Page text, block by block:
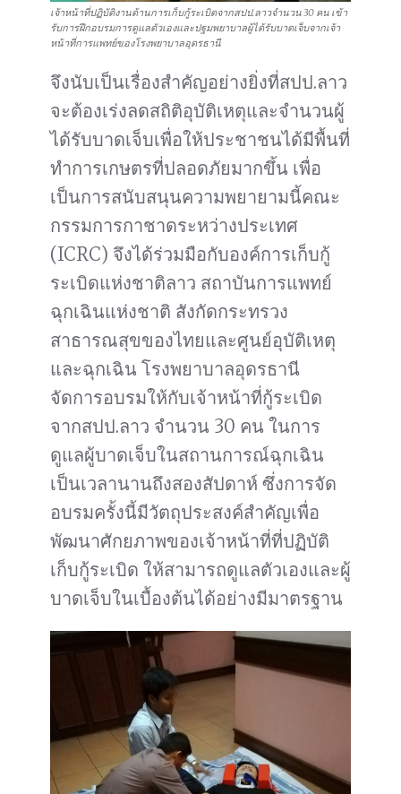
เจ้าหน้าที่ปฏิบัติงานด้านการเก็บกู้ระเบิดจากสปป.ลาวจำนวน 30 คน เข้า
รับการฝึกอบรมการดูแลตัวเองและปฐมพยาบาลผู้ได้รับบาดเจ็บจากเจ้า
หน้าที่การแพทย์ของโรงพยาบาลอุดรธานี
จึงนับเป็นเรื่องสำคัญอย่างยิ่งที่สปป.ลาว
จะต้องเร่งลดสถิติอุบัติเหตุและจำนวนผู้
ได้รับบาดเจ็บเพื่อให้ประชาชนได้มีพื้นที่
ทำการเกษตรที่ปลอดภัยมากขึ้น เพื่อ
เป็นการสนับสนุนความพยายามนี้คณะ
กรรมการกาชาดระหว่างประเทศ
(ICRC) จึงได้ร่วมมือกับองค์การเก็บกู้
ระเบิดแห่งชาติลาว สถาบันการแพทย์
ฉุกเฉินแห่งชาติ สังกัดกระทรวง
สาธารณสุขของไทยและศูนย์อุบัติเหตุ
และฉุกเฉิน โรงพยาบาลอุดรธานี
จัดการอบรมให้กับเจ้าหน้าที่กู้ระเบิด
จากสปป.ลาว จำนวน 30 คน ในการ
ดูแลผู้บาดเจ็บในสถานการณ์ฉุกเฉิน
เป็นเวลานานถึงสองสัปดาห์ ซึ่งการจัด
อบรมครั้งนี้มีวัตถุประสงค์สำคัญเพื่อ
พัฒนาศักยภาพของเจ้าหน้าที่ที่ปฏิบัติ
เก็บกู้ระเบิด ให้สามารถดูแลตัวเองและผู้
บาดเจ็บในเบื้องต้นได้อย่างมีมาตรฐาน